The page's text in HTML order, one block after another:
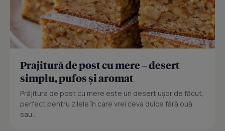
Prajitură de post cu mere – desert
simplu, pufos și aromat
Prăjitura de post cu mere este un desert ușor de făcut,
perfect pentru zilele în care vrei ceva dulce fără ouă
sau...